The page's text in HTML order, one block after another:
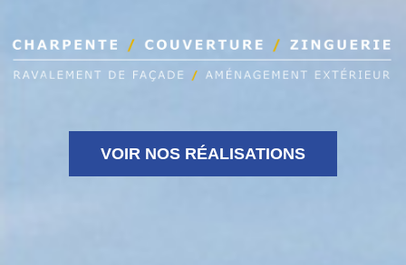
VOIR NOS RÉALISATIONS